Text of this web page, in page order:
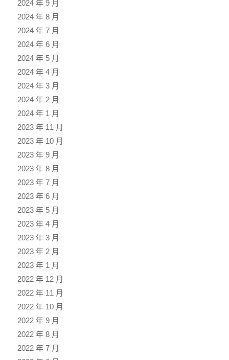
2024 年 9 月
2024 年 8 月
2024 年 7 月
2024 年 6 月
2024 年 5 月
2024 年 4 月
2024 年 3 月
2024 年 2 月
2024 年 1 月
2023 年 11 月
2023 年 10 月
2023 年 9 月
2023 年 8 月
2023 年 7 月
2023 年 6 月
2023 年 5 月
2023 年 4 月
2023 年 3 月
2023 年 2 月
2023 年 1 月
2022 年 12 月
2022 年 11 月
2022 年 10 月
2022 年 9 月
2022 年 8 月
2022 年 7 月